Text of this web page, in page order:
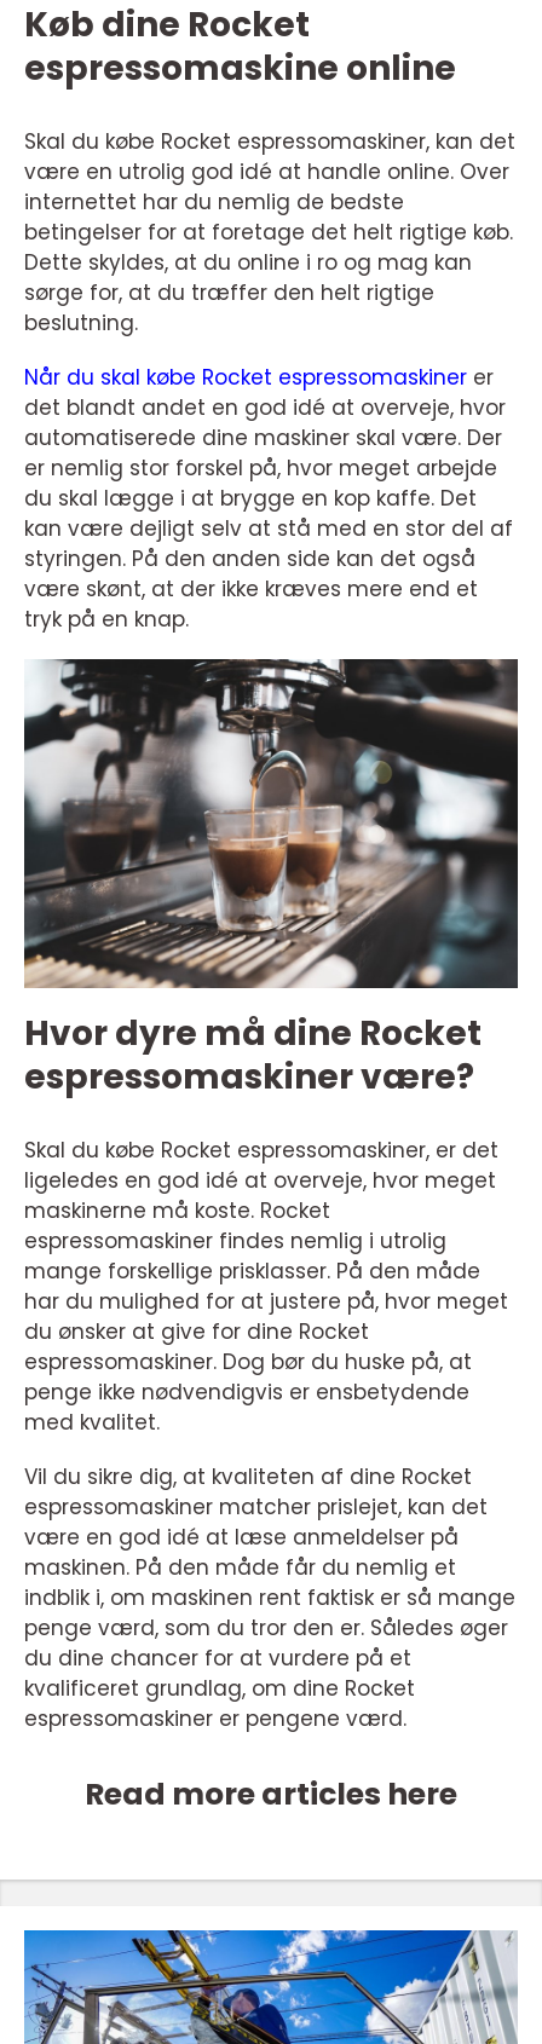
Køb dine Rocket
espressomaskine online
Skal du købe Rocket espressomaskiner, kan det
være en utrolig god idé at handle online. Over
internettet har du nemlig de bedste
betingelser for at foretage det helt rigtige køb.
Dette skyldes, at du online i ro og mag kan
sørge for, at du træffer den helt rigtige
beslutning.
Når du skal købe Rocket espressomaskiner er
det blandt andet en god idé at overveje, hvor
automatiserede dine maskiner skal være. Der
er nemlig stor forskel på, hvor meget arbejde
du skal lægge i at brygge en kop kaffe. Det
kan være dejligt selv at stå med en stor del af
styringen. På den anden side kan det også
være skønt, at der ikke kræves mere end et
tryk på en knap.
Hvor dyre må dine Rocket
espressomaskiner være?
Skal du købe Rocket espressomaskiner, er det
ligeledes en god idé at overveje, hvor meget
maskinerne må koste. Rocket
espressomaskiner findes nemlig i utrolig
mange forskellige prisklasser. På den måde
har du mulighed for at justere på, hvor meget
du ønsker at give for dine Rocket
espressomaskiner. Dog bør du huske på, at
penge ikke nødvendigvis er ensbetydende
med kvalitet.
Vil du sikre dig, at kvaliteten af dine Rocket
espressomaskiner matcher prislejet, kan det
være en god idé at læse anmeldelser på
maskinen. På den måde får du nemlig et
indblik i, om maskinen rent faktisk er så mange
penge værd, som du tror den er. Således øger
du dine chancer for at vurdere på et
kvalificeret grundlag, om dine Rocket
espressomaskiner er pengene værd.
Read more articles here